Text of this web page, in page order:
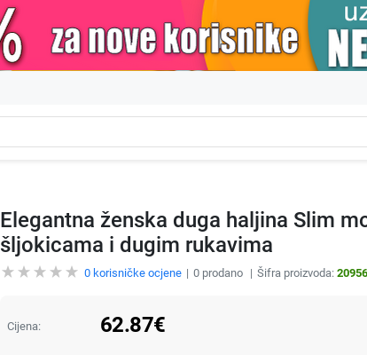
Elegantna ženska duga haljina Slim
šljokicama i dugim rukavima
0korisničke ocjene 0prodano Šifra proizvoda:
Cijena: 62.87€